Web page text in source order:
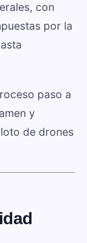
con
por la
paso a
y
de drones